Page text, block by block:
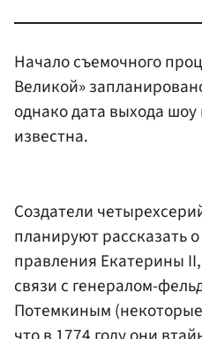
Начало съемочного
Великой»
однако дата выхода
известна.
Создатели
планируют рассказать
правления Екатерины
связи с генералом-
Потемкиным